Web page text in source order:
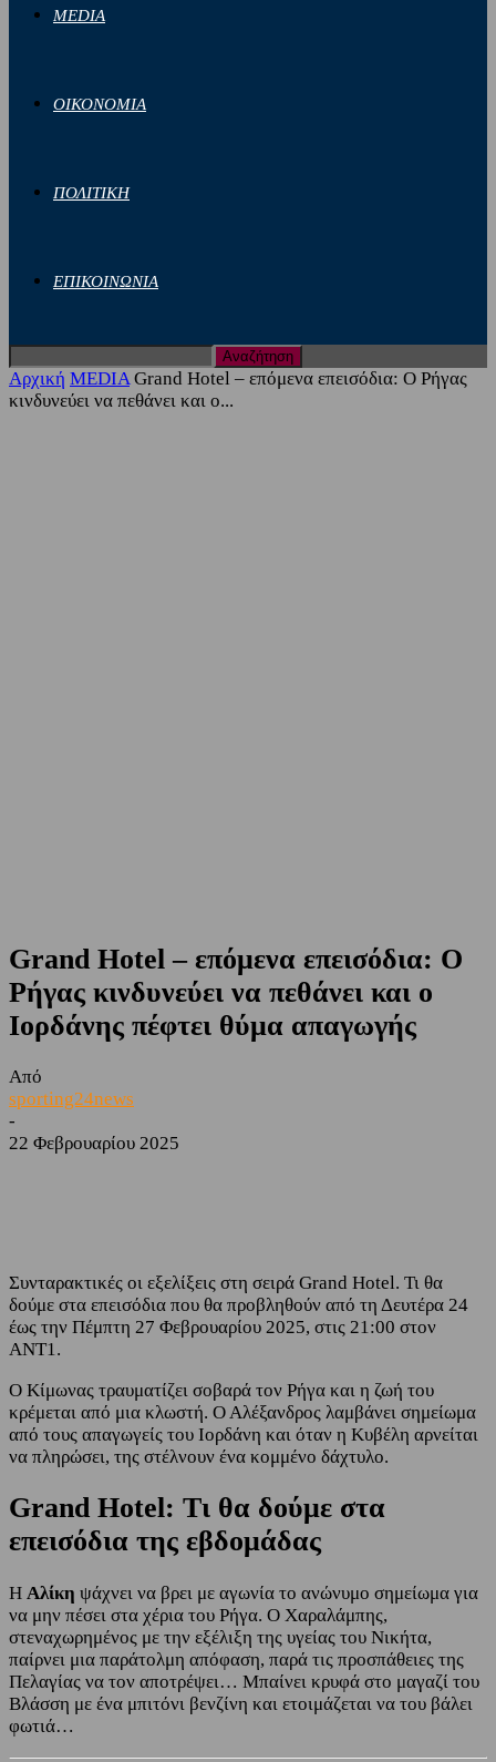
MEDIA
ΟΙΚΟΝΟΜΙΑ
ΠΟΛΙΤΙΚΗ
ΕΠΙΚΟΙΝΩΝΙΑ
Αρχική MEDIA Grand Hotel – επόμενα επεισόδια: Ο Ρήγας
κινδυνεύει να πεθάνει και ο...
Grand Hotel – επόμενα επεισόδια: Ο
Ρήγας κινδυνεύει να πεθάνει και ο
Ιορδάνης πέφτει θύμα απαγωγής
Από
sporting24news
-
22 Φεβρουαρίου 2025
Συνταρακτικές οι εξελίξεις στη σειρά Grand Hotel. Τι θα
δούμε στα επεισόδια που θα προβληθούν από τη Δευτέρα 24
έως την Πέμπτη 27 Φεβρουαρίου 2025, στις 21:00 στον
ΑΝΤ1.
Ο Κίμωνας τραυματίζει σοβαρά τον Ρήγα και η ζωή του
κρέμεται από μια κλωστή. Ο Αλέξανδρος λαμβάνει σημείωμα
από τους απαγωγείς του Ιορδάνη και όταν η Κυβέλη αρνείται
να πληρώσει, της στέλνουν ένα κομμένο δάχτυλο.
Grand Hotel: Τι θα δούμε στα
επεισόδια της εβδομάδας
Η Αλίκη ψάχνει να βρει με αγωνία το ανώνυμο σημείωμα για
να μην πέσει στα χέρια του Ρήγα. Ο Χαραλάμπης,
στεναχωρημένος με την εξέλιξη της υγείας του Νικήτα,
παίρνει μια παράτολμη απόφαση, παρά τις προσπάθειες της
Πελαγίας να τον αποτρέψει… Μπαίνει κρυφά στο μαγαζί του
Βλάσση με ένα μπιτόνι βενζίνη και ετοιμάζεται να του βάλει
φωτιά…